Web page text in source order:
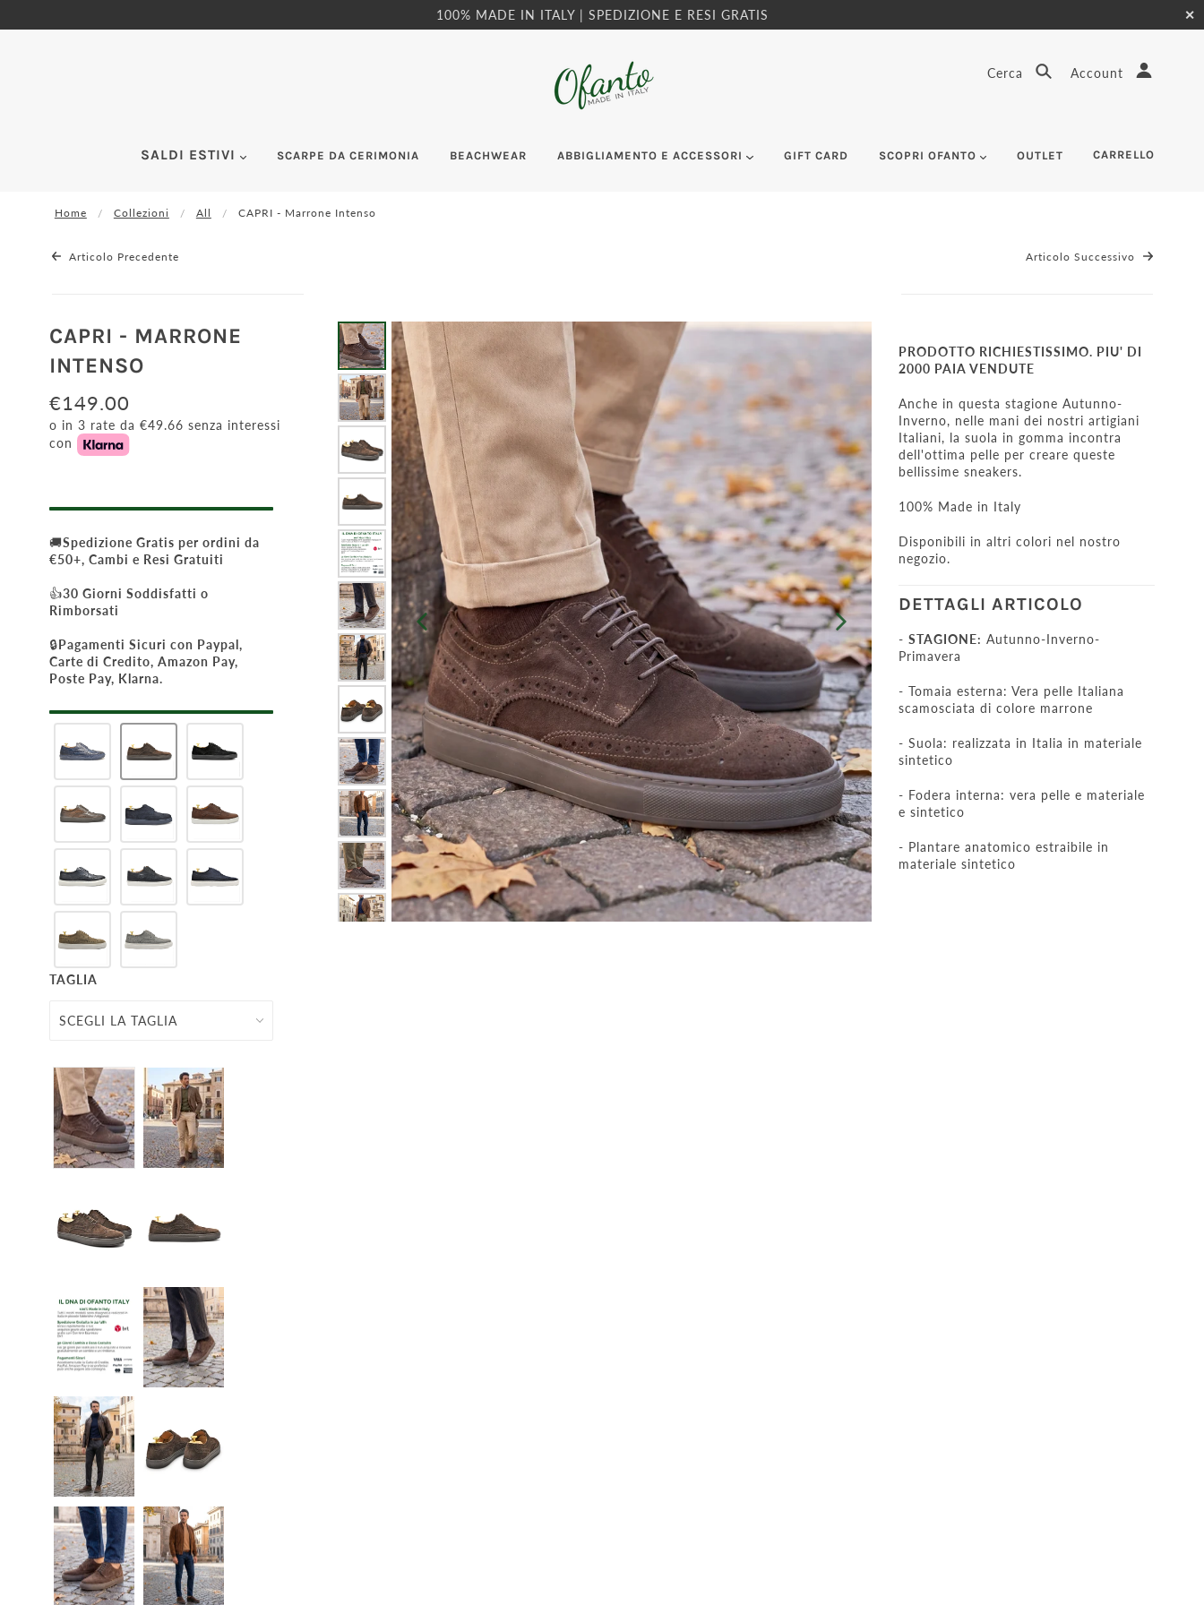
100% MADE IN ITALY | SPEDIZIONE E RESI GRATIS ✕
Cerca Account
SALDI ESTIVI SCARPE DA CERIMONIA BEACHWEAR ABBIGLIAMENTO E ACCESSORI GIFT CARD SCOPRI OFANTO OUTLET CARRELLO
Home Collezioni All CAPRI - Marrone Intenso
Articolo Precedente Articolo Successivo
CAPRI - MARRONE
INTENSO
€149.00
o in 3 rate da €49.66 senza interessi
con
🚚Spedizione Gratis per ordini da
€50+, Cambi e Resi Gratuiti
👍30 Giorni Soddisfatti o
Rimborsati
🔒Pagamenti Sicuri con Paypal,
Carte di Credito, Amazon Pay,
Poste Pay, Klarna.
TAGLIA
PRODOTTO RICHIESTISSIMO. PIU' DI
2000 PAIA VENDUTE
Anche in questa stagione Autunno-
Inverno, nelle mani dei nostri artigiani
Italiani, la suola in gomma incontra
dell'ottima pelle per creare queste
bellissime sneakers.
100% Made in Italy
Disponibili in altri colori nel nostro
negozio.
DETTAGLI ARTICOLO
- STAGIONE: Autunno-Inverno-
Primavera
- Tomaia esterna: Vera pelle Italiana
scamosciata di colore marrone
- Suola: realizzata in Italia in materiale
sintetico
- Fodera interna: vera pelle e materiale
e sintetico
- Plantare anatomico estraibile in
materiale sintetico